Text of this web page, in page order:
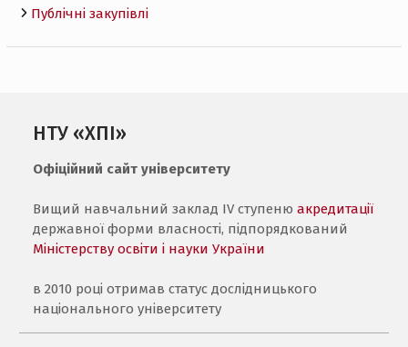
Публічні закупівлі
НТУ «ХПІ»
Офіційний сайт університету
Вищий навчальний заклад IV ступенюакредитації
державної форми власності, підпорядкований
Міністерству освіти і науки України
в 2010 році отримав статус дослідницького
національного університету